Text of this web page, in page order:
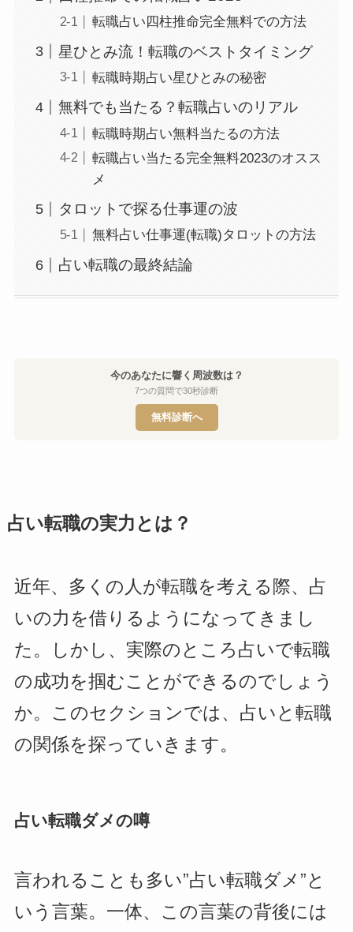
転職占い四柱推命完全無料での方法
星ひとみ流！転職のベストタイミング
転職時期占い星ひとみの秘密
無料でも当たる？転職占いのリアル
転職時期占い無料当たるの方法
転職占い当たる完全無料2023のオスス
メ
タロットで探る仕事運の波
無料占い仕事運(転職)タロットの方法
占い転職の最終結論
今のあなたに響く周波数は？
7つの質問で30秒診断
無料診断へ
占い転職の実力とは？
近年、多くの人が転職を考える際、占
いの力を借りるようになってきまし
た。しかし、実際のところ占いで転職
の成功を掴むことができるのでしょう
か。このセクションでは、占いと転職
の関係を探っていきます。
占い転職ダメの噂
言われることも多い”占い転職ダメ”と
いう言葉。一体、この言葉の背後には